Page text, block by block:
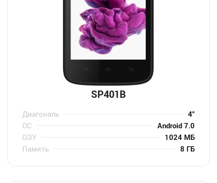
SP401B
Диагональ
4″
ОС
Android 7.0
ОЗУ
1024 МБ
Память
8 ГБ